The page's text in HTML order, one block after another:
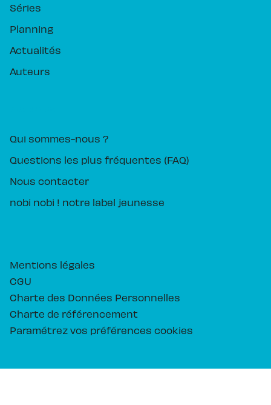
Séries
Planning
Actualités
Auteurs
Qui sommes-nous ?
Questions les plus fréquentes (FAQ)
Nous contacter
nobi nobi ! notre label jeunesse
Mentions légales
CGU
Charte des Données Personnelles
Charte de référencement
Paramétrez vos préférences cookies